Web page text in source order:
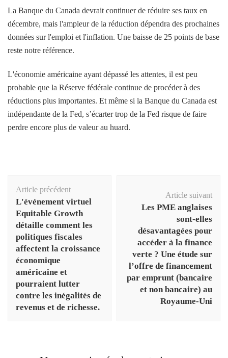
La Banque du Canada devrait continuer de réduire ses taux en
décembre, mais l'ampleur de la réduction dépendra des prochaines
données sur l'emploi et l'inflation. Une baisse de 25 points de base
reste notre référence.
L'économie américaine ayant dépassé les attentes, il est peu
probable que la Réserve fédérale continue de procéder à des
réductions plus importantes. Et même si la Banque du Canada est
indépendante de la Fed, s’écarter trop de la Fed risque de faire
perdre encore plus de valeur au huard.
d'article
Article précédent
L'événement virtuel
Equitable Growth
détaille comment les
politiques fiscales
affectent la croissance
économique
américaine et
pourraient lutter
contre les inégalités de
revenus et de richesse.
Article suivant
Les PME anglaises
sont-elles
désavantagées pour
accéder à la finance
verte ? Une étude sur
l’offre de financement
par emprunt (bancaire
et non bancaire) au
Royaume-Uni